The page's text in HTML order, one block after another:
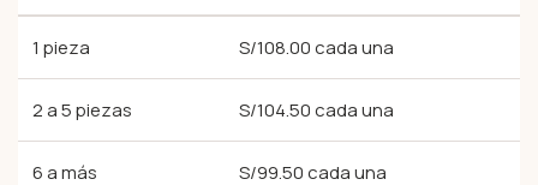
1 pieza S/108.00 cada una
2 a 5 piezas S/104.50 cada una
6 a más S/99.50 cada una